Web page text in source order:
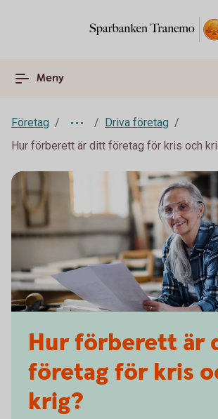
Meny
Företag
Driva företag
Hur förberett är ditt företag för kris och
Hur förberett är
företag för kris
krig?